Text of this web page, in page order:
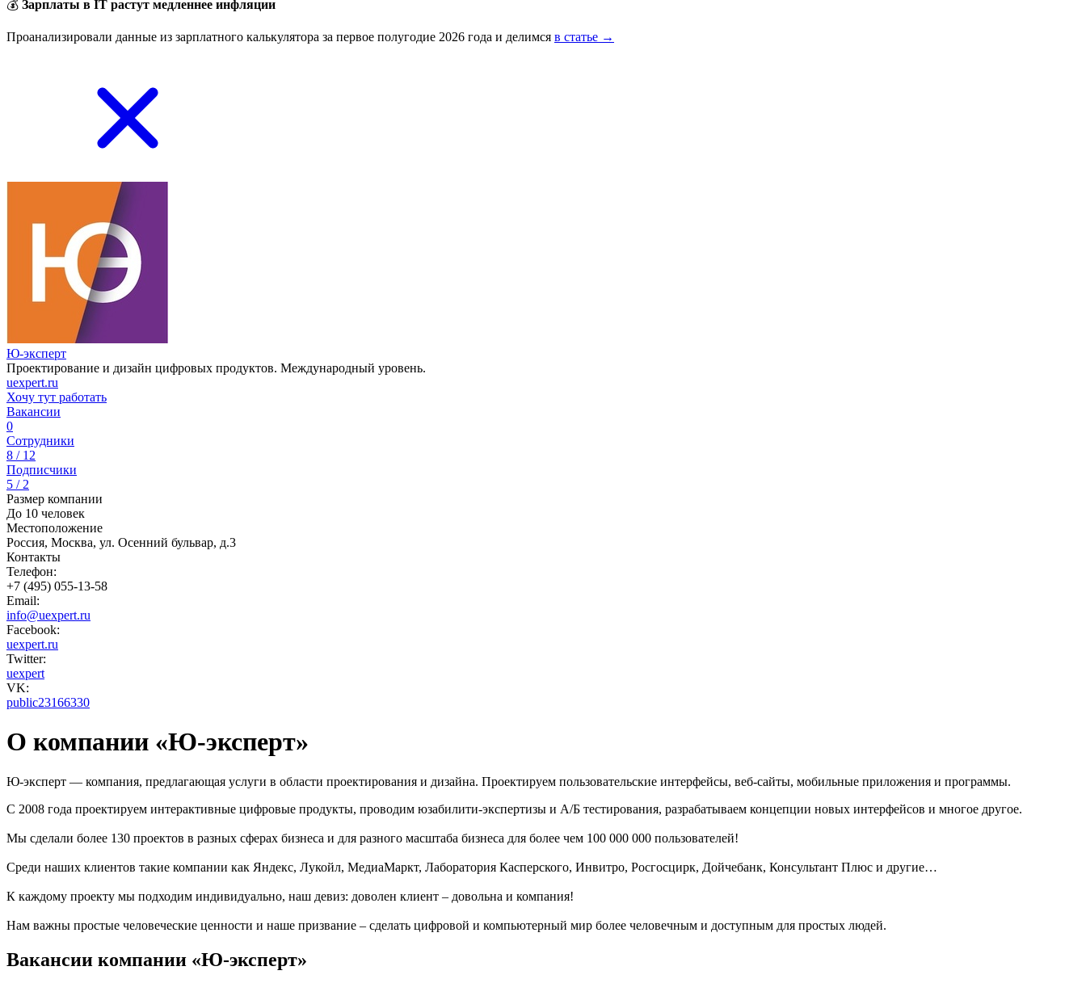
💰 Зарплаты в IT растут медленнее инфляции
Проанализировали данные из зарплатного калькулятора за первое полугодие 2026 года и делимся в статье →
Ю-эксперт
Проектирование и дизайн цифровых продуктов. Международный уровень.
uexpert.ru
Хочу тут работать
Вакансии
0
Сотрудники
8 / 12
Подписчики
5 / 2
Размер компании
До 10 человек
Местоположение
Россия, Москва, ул. Осенний бульвар, д.3
Контакты
Телефон:
+7 (495) 055-13-58
Email:
info@uexpert.ru
Facebook:
uexpert.ru
Twitter:
uexpert
VK:
public23166330
О компании «Ю-эксперт»
Ю-эксперт — компания, предлагающая услуги в области проектирования и дизайна. Проектируем пользовательские интерфейсы, веб-сайты, мобильные приложения и программы.
С 2008 года проектируем интерактивные цифровые продукты, проводим юзабилити-экспертизы и А/Б тестирования, разрабатываем концепции новых интерфейсов и многое другое.
Мы сделали более 130 проектов в разных сферах бизнеса и для разного масштаба бизнеса для более чем 100 000 000 пользователей!
Среди наших клиентов такие компании как Яндекс, Лукойл, МедиаМаркт, Лаборатория Касперского, Инвитро, Росгосцирк, Дойчебанк, Консультант Плюс и другие…
К каждому проекту мы подходим индивидуально, наш девиз: доволен клиент – довольна и компания!
Нам важны простые человеческие ценности и наше призвание – сделать цифровой и компьютерный мир более человечным и доступным для простых людей.
Вакансии компании «Ю-эксперт»